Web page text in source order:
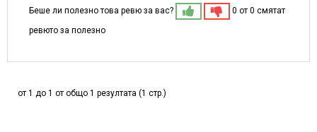
Беше ли полезно това ревю за вас?
0 от 0 смятат
ревюто за полезно
от 1 до 1 от общо 1 резултата (1 стр.)